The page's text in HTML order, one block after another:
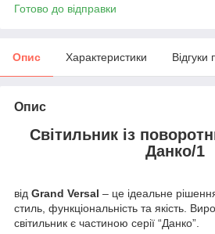
Готово до відправки
Опис Характеристики Відгуки
Опис
Світильник із
Данко/1
від Grand Versal – це ідеальне
стиль, функціональність та якість.
світильник є частиною серії “Данко”.